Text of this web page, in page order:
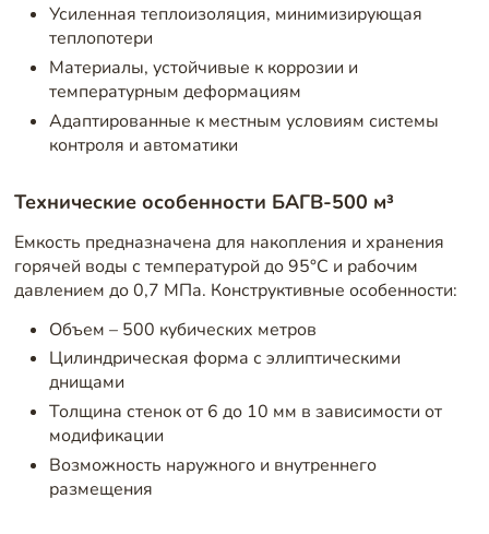
Усиленная теплоизоляция, минимизирующая
теплопотери
Материалы, устойчивые к коррозии и
температурным деформациям
Адаптированные к местным условиям системы
контроля и автоматики
Технические особенности БАГВ-500 м³
Емкость предназначена для накопления и хранения
горячей воды с температурой до 95°C и рабочим
давлением до 0,7 МПа. Конструктивные особенности:
Объем – 500 кубических метров
Цилиндрическая форма с эллиптическими
днищами
Толщина стенок от 6 до 10 мм в зависимости от
модификации
Возможность наружного и внутреннего
размещения